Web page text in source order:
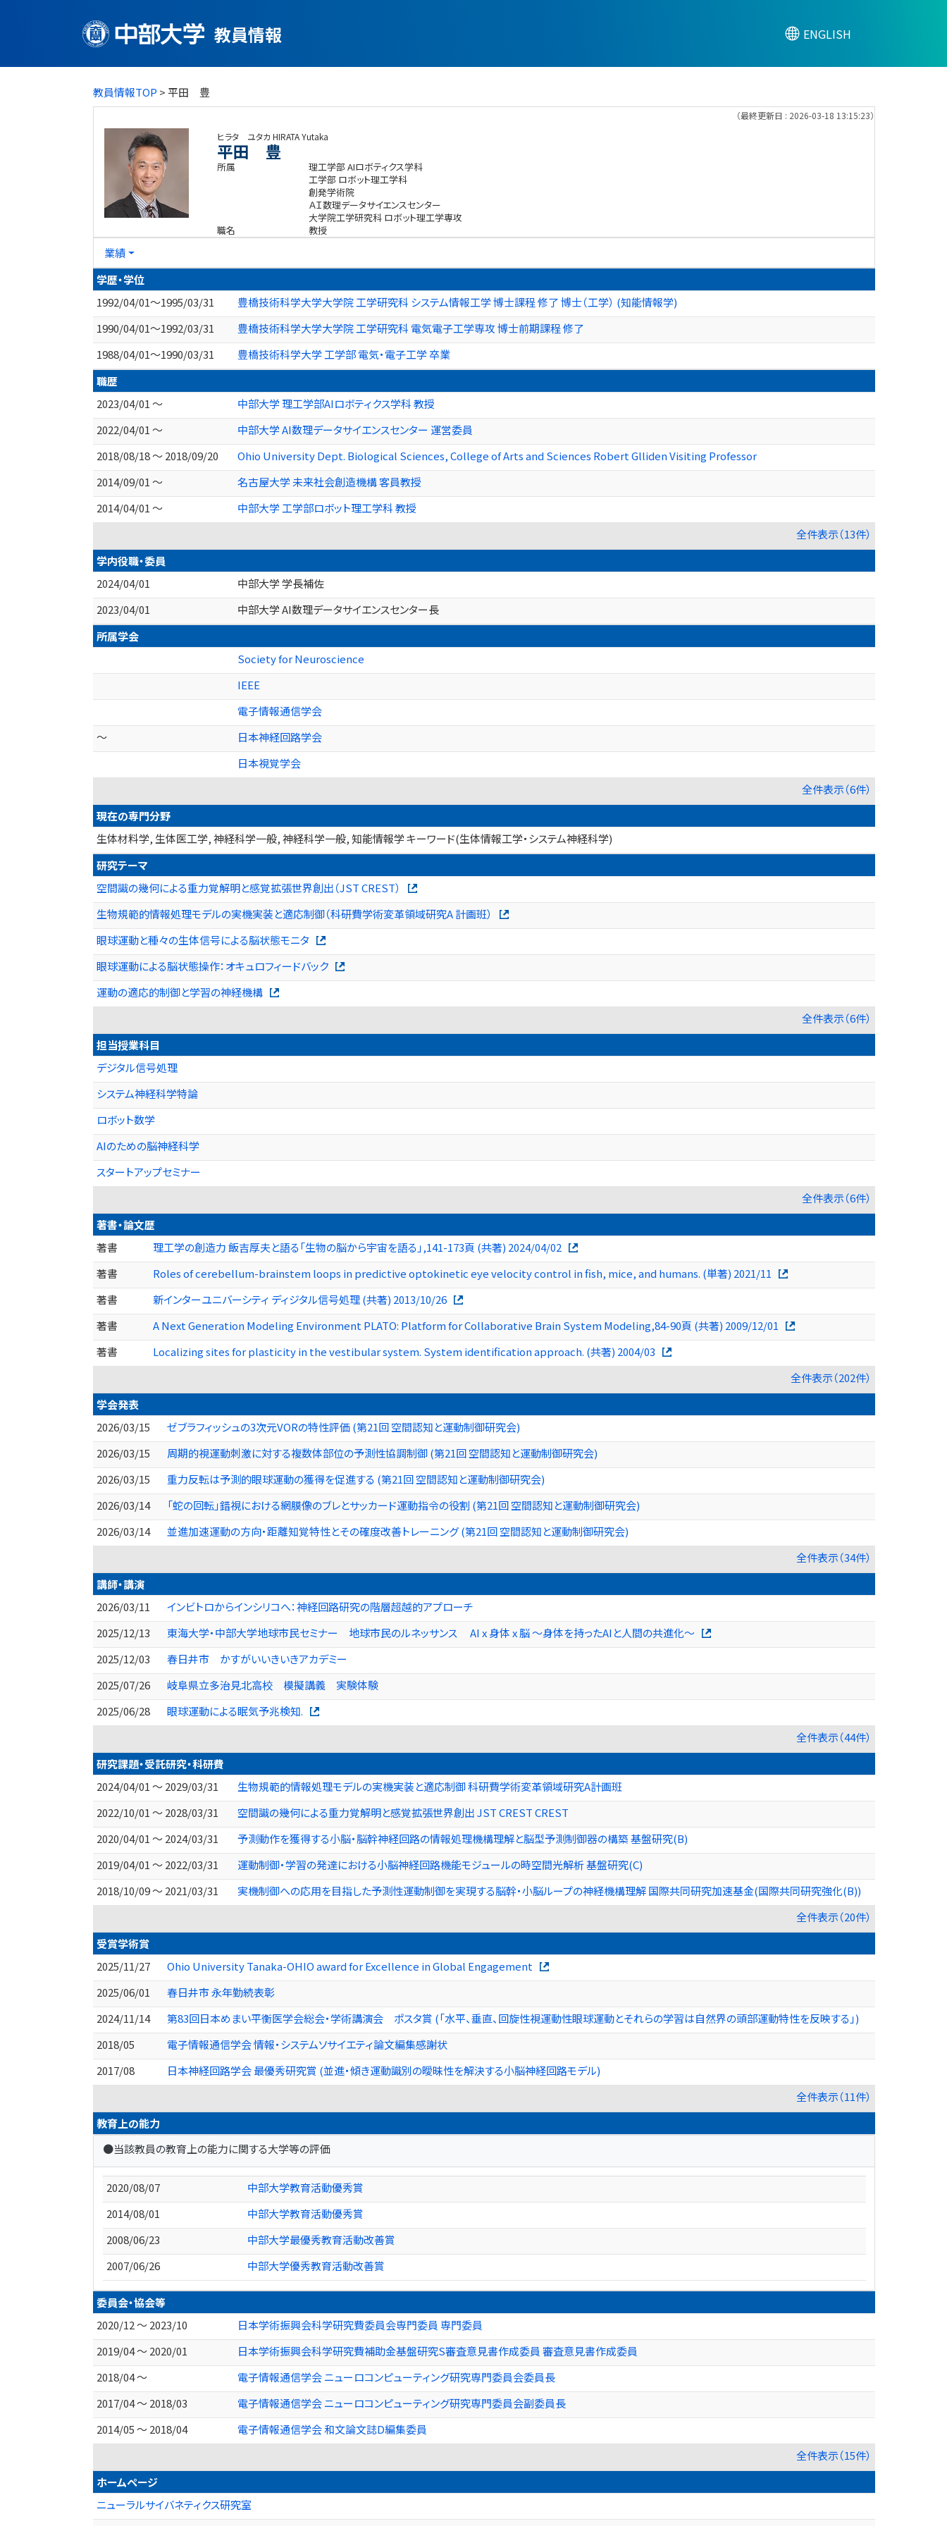
教員情報 ENGLISH
教員情報TOP > 平田 豊
（最終更新日 : 2026-03-18 13:15:23）
ヒラタ ユタカ HIRATA Yutaka
平田 豊
所属
理工学部 AIロボティクス学科
工学部 ロボット理工学科
創発学術院
ＡＩ数理データサイエンスセンター
大学院工学研究科 ロボット理工学専攻
職名
教授
業績
学歴・学位
1992/04/01～1995/03/31
豊橋技術科学大学大学院 工学研究科 システム情報工学 博士課程 修了 博士（工学） (知能情報学)
1990/04/01～1992/03/31
豊橋技術科学大学大学院 工学研究科 電気電子工学専攻 博士前期課程 修了
1988/04/01～1990/03/31
豊橋技術科学大学 工学部 電気・電子工学 卒業
職歴
2023/04/01 ～
中部大学 理工学部AIロボティクス学科 教授
2022/04/01 ～
中部大学 AI数理データサイエンスセンター 運営委員
2018/08/18 ～ 2018/09/20
Ohio University Dept. Biological Sciences, College of Arts and Sciences Robert Glliden Visiting Professor
2014/09/01 ～
名古屋大学 未来社会創造機構 客員教授
2014/04/01 ～
中部大学 工学部ロボット理工学科 教授
全件表示（13件）
学内役職・委員
2024/04/01
中部大学 学長補佐
2023/04/01
中部大学 AI数理データサイエンスセンター長
所属学会
Society for Neuroscience
IEEE
電子情報通信学会
～
日本神経回路学会
日本視覚学会
全件表示（6件）
現在の専門分野
生体材料学, 生体医工学, 神経科学一般, 神経科学一般, 知能情報学 キーワード(生体情報工学・システム神経科学)
研究テーマ
空間識の幾何による重力覚解明と感覚拡張世界創出（JST CREST）
生物規範的情報処理モデルの実機実装と適応制御（科研費学術変革領域研究A 計画班）
眼球運動と種々の生体信号による脳状態モニタ
眼球運動による脳状態操作：オキュロフィードバック
運動の適応的制御と学習の神経機構
全件表示（6件）
担当授業科目
デジタル信号処理
システム神経科学特論
ロボット数学
AIのための脳神経科学
スタートアップセミナー
全件表示（6件）
著書・論文歴
著書
理工学の創造力 飯吉厚夫と語る「生物の脳から宇宙を語る」,141-173頁 (共著) 2024/04/02
著書
Roles of cerebellum-brainstem loops in predictive optokinetic eye velocity control in fish, mice, and humans. (単著) 2021/11
著書
新インターユニバーシティ ディジタル信号処理 (共著) 2013/10/26
著書
A Next Generation Modeling Environment PLATO: Platform for Collaborative Brain System Modeling,84-90頁 (共著) 2009/12/01
著書
Localizing sites for plasticity in the vestibular system. System identification approach. (共著) 2004/03
全件表示（202件）
学会発表
2026/03/15
ゼブラフィッシュの3次元VORの特性評価 (第21回 空間認知と運動制御研究会)
2026/03/15
周期的視運動刺激に対する複数体部位の予測性協調制御 (第21回 空間認知と運動制御研究会)
2026/03/15
重力反転は予測的眼球運動の獲得を促進する (第21回 空間認知と運動制御研究会)
2026/03/14
「蛇の回転」錯視における網膜像のブレとサッカード運動指令の役割 (第21回 空間認知と運動制御研究会)
2026/03/14
並進加速運動の方向・距離知覚特性とその確度改善トレーニング (第21回 空間認知と運動制御研究会)
全件表示（34件）
講師・講演
2026/03/11
インビトロからインシリコへ：神経回路研究の階層超越的アプローチ
2025/12/13
東海大学・中部大学地球市民セミナー 地球市民のルネッサンス AI x 身体 x 脳 〜身体を持ったAIと人間の共進化〜
2025/12/03
春日井市 かすがいいきいきアカデミー
2025/07/26
岐阜県立多治見北高校 模擬講義 実験体験
2025/06/28
眼球運動による眠気予兆検知.
全件表示（44件）
研究課題・受託研究・科研費
2024/04/01 ～ 2029/03/31
生物規範的情報処理モデルの実機実装と適応制御 科研費学術変革領域研究A計画班
2022/10/01 ～ 2028/03/31
空間識の幾何による重力覚解明と感覚拡張世界創出 JST CREST CREST
2020/04/01 ～ 2024/03/31
予測動作を獲得する小脳・脳幹神経回路の情報処理機構理解と脳型予測制御器の構築 基盤研究(B)
2019/04/01 ～ 2022/03/31
運動制御・学習の発達における小脳神経回路機能モジュールの時空間光解析 基盤研究(C)
2018/10/09 ～ 2021/03/31
実機制御への応用を目指した予測性運動制御を実現する脳幹・小脳ループの神経機構理解 国際共同研究加速基金(国際共同研究強化(B))
全件表示（20件）
受賞学術賞
2025/11/27
Ohio University Tanaka-OHIO award for Excellence in Global Engagement
2025/06/01
春日井市 永年勤続表彰
2024/11/14
第83回日本めまい平衡医学会総会・学術講演会 ポスタ賞 (「水平、垂直、回旋性視運動性眼球運動とそれらの学習は自然界の頭部運動特性を反映する」)
2018/05
電子情報通信学会 情報・システムソサイエティ論文編集感謝状
2017/08
日本神経回路学会 最優秀研究賞 (並進・傾き運動識別の曖昧性を解決する小脳神経回路モデル)
全件表示（11件）
教育上の能力
●当該教員の教育上の能力に関する大学等の評価
2020/08/07
中部大学教育活動優秀賞
2014/08/01
中部大学教育活動優秀賞
2008/06/23
中部大学最優秀教育活動改善賞
2007/06/26
中部大学優秀教育活動改善賞
委員会・協会等
2020/12 ～ 2023/10
日本学術振興会科学研究費委員会専門委員 専門委員
2019/04 ～ 2020/01
日本学術振興会科学研究費補助金基盤研究S審査意見書作成委員 審査意見書作成委員
2018/04 ～
電子情報通信学会 ニューロコンピューティング研究専門委員会委員長
2017/04 ～ 2018/03
電子情報通信学会 ニューロコンピューティング研究専門委員会副委員長
2014/05 ～ 2018/04
電子情報通信学会 和文論文誌D編集委員
全件表示（15件）
ホームページ
ニューラルサイバネティクス研究室